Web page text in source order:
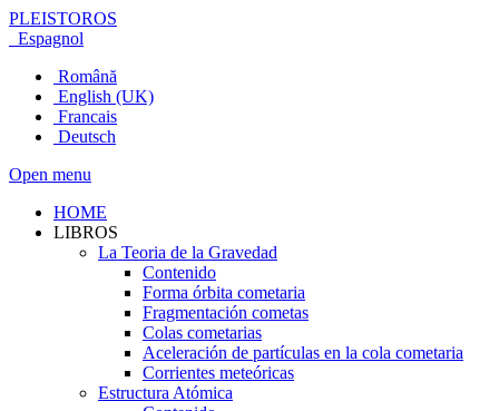
PLEISTOROS
Espagnol
Română
English (UK)
Francais
Deutsch
Open menu
HOME
LIBROS
La Teoria de la Gravedad
Contenido
Forma órbita cometaria
Fragmentación cometas
Colas cometarias
Aceleración de partículas en la cola cometaria
Corrientes meteóricas
Estructura Atómica